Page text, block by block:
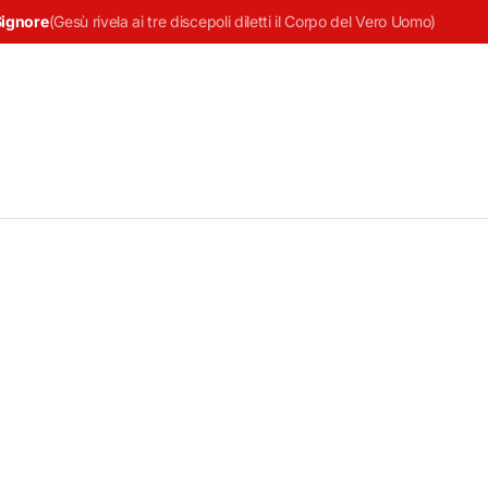
(Gesù rivela ai tre discepoli diletti il Corpo del Vero Uomo)